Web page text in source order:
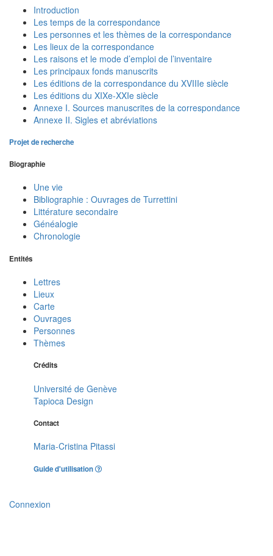
Introduction
Les temps de la correspondance
Les personnes et les thèmes de la correspondance
Les lieux de la correspondance
Les raisons et le mode d’emploi de l’inventaire
Les principaux fonds manuscrits
Les éditions de la correspondance du XVIIIe siècle
Les éditions du XIXe-XXIe siècle
Annexe I. Sources manuscrites de la correspondance
Annexe II. Sigles et abréviations
Projet de recherche
Biographie
Une vie
Bibliographie : Ouvrages de Turrettini
Littérature secondaire
Généalogie
Chronologie
Entités
Lettres
Lieux
Carte
Ouvrages
Personnes
Thèmes
Crédits
Université de Genève
Tapioca Design
Contact
Maria-Cristina Pitassi
Guide d'utilisation
Connexion